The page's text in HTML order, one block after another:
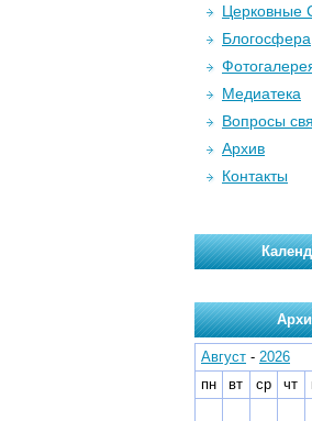
Церковные
Блогосфера
Медиатека
Вопросы
Архив
Контакты
Август - 2026
пн
вт ср чт